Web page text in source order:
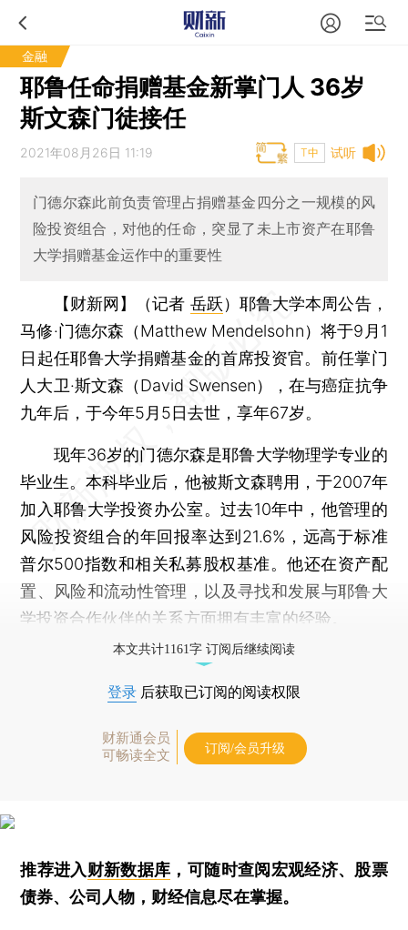
金融
耶鲁任命捐赠基金新掌门人 36岁
斯文森门徒接任
试听
2021年08月26日 11:19 T中
门德尔森此前负责管理占捐赠基金四分之一规模的风
险投资组合，对他的任命，突显了未上市资产在耶鲁
大学捐赠基金运作中的重要性
【财新网】（记者 岳跃） 耶鲁大学本周公告，
马修·门德尔森（Matthew Mendelsohn）将于9月1
日起任耶鲁大学捐赠基金的首席投资官。前任掌门
人大卫·斯文森（David Swensen），在与癌症抗争
九年后，于今年5月5日去世，享年67岁。
现年36岁的门德尔森是耶鲁大学物理学专业的
毕业生。本科毕业后，他被斯文森聘用，于2007年
加入耶鲁大学投资办公室。过去10年中，他管理的
风险投资组合的年回报率达到21.6%，远高于标准
普尔500指数和相关私募股权基准。他还在资产配
置、风险和流动性管理，以及寻找和发展与耶鲁大
学投资合作伙伴的关系方面拥有丰富的经验。
本文共计1161字 订阅后继续阅读
登录 后获取已订阅的阅读权限
财新通会员
可畅读全文
订阅/会员升级
推荐进入财新数据库 ，可随时查阅宏观经济、股票
债券、公司人物，财经信息尽在掌握。